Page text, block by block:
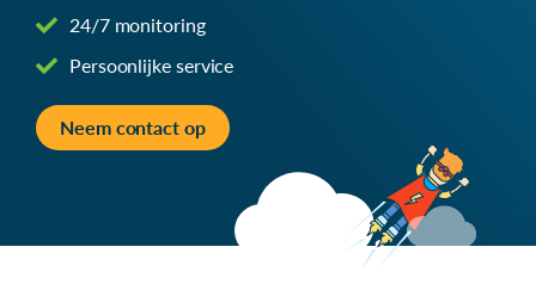
24/7 monitoring
Persoonlijke service
Neem contact op